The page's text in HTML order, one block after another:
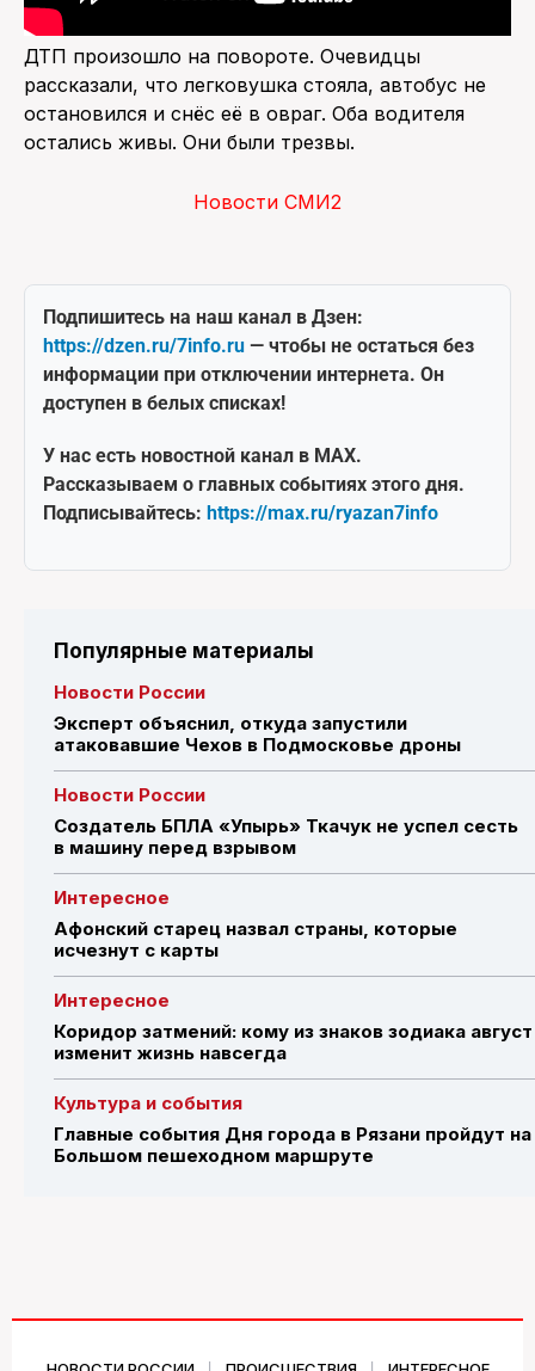
ДТП произошло на повороте. Очевидцы
рассказали, что легковушка стояла, автобус не
остановился и снёс её в овраг. Оба водителя
остались живы. Они были трезвы.
Новости СМИ2
Подпишитесь на наш канал в Дзен:
https://dzen.ru/7info.ru — чтобы не остаться без
информации при отключении интернета. Он
доступен в белых списках!
У нас есть новостной канал в MAX.
Рассказываем о главных событиях этого дня.
Подписывайтесь: https://max.ru/ryazan7info
Популярные материалы
Новости России
Эксперт объяснил, откуда запустили
атаковавшие Чехов в Подмосковье дроны
Новости России
Создатель БПЛА «Упырь» Ткачук не успел сесть
в машину перед взрывом
Интересное
Афонский старец назвал страны, которые
исчезнут с карты
Интересное
Коридор затмений: кому из знаков зодиака август
изменит жизнь навсегда
Культура и события
Главные события Дня города в Рязани пройдут на
Большом пешеходном маршруте